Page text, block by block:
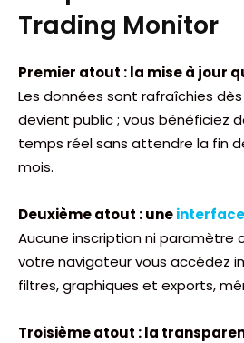
Trading Monitor
Premier atout : la mise à jour
Les données sont rafraîchies
devient public ; vous bénéficiez
temps réel sans attendre la fin
mois.
Deuxième atout : une
Aucune inscription ni paramètre
votre navigateur vous accédez
filtres, graphiques et exports,
Troisième atout : la